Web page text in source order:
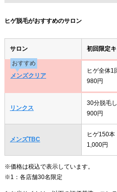
ヒゲ脱毛がおすすめのサロン
サロン 初回限定
おすすめ
メンズクリア
ヒゲ全体1
980円
リンクス
30分脱毛
900円
メンズTBC
ヒゲ150本
1,000円
※価格は税込で表示しています。
※1：各店舗30名限定